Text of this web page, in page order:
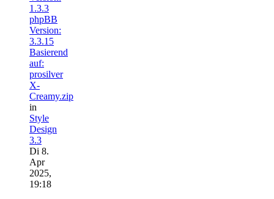
1.3.3
phpBB
Version:
3.3.15
Basierend
auf:
prosilver
X-
Creamy.zip
in
Style
Design
3.3
Di 8.
Apr
2025,
19:18